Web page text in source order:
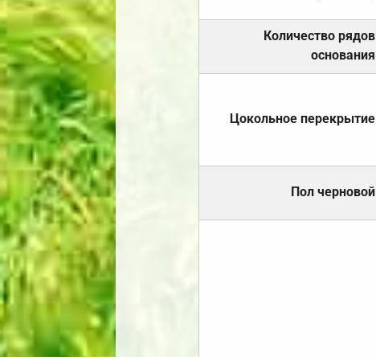
Количество рядов
основания
Цокольное перекрытие
Пол черновой